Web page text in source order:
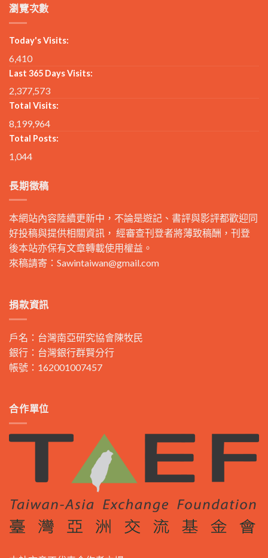
瀏覽次數
Today's Visits:
6,410
Last 365 Days Visits:
2,377,573
Total Visits:
8,199,964
Total Posts:
1,044
長期徵稿
本網站內容陸續更新中，不論是遊記、書評與影評都歡迎同
好投稿與提供相關資訊， 經審查刊登者將薄致稿酬，刊登
後本站亦保有文章轉載使用權益。
來稿請寄： Sawintaiwan@gmail.com
捐款資訊
戶名：台灣南亞研究協會陳牧民
銀行：台灣銀行群賢分行
帳號：162001007457
合作單位